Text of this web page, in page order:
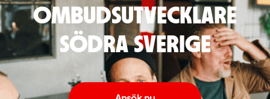
OMBUDSUTVECKLARE
SÖDRA SVERIGE